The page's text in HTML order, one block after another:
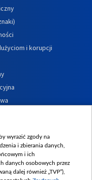
i korupcji
wyrazić zgody na
i zbierania danych,
i ich
danych osobowych przez
dalej również „TVP”),